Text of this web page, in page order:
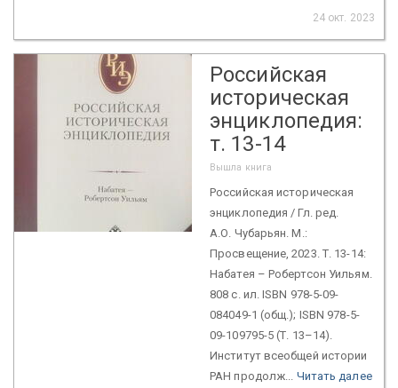
24 окт. 2023
Российская
историческая
энциклопедия:
т. 13-14
Вышла книга
Российская историческая
энциклопедия / Гл. ред.
А.О. Чубарьян. М.:
Просвещение, 2023. Т. 13-14:
Набатея – Робертсон Уильям.
808 с. ил. ISBN 978-5-09-
084049-1 (общ.); ISBN 978-5-
09-109795-5 (Т. 13–14).
Институт всеобщей истории
РАН продолж... Читать далее